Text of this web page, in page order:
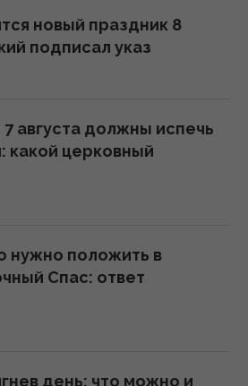
2026
области, которые
2026
жары в Украину
2026
об окончании
новый праздник 8
подписал указ
августа должны испечь
какой церковный
нужно положить в
Спас: ответ
день: что можно и